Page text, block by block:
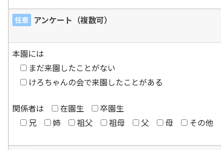
任意 アンケート（複数可）
本園には
まだ来園したことがない
けろちゃんの会で来園したことがある
関係者は 在園生
卒園生
兄
姉 祖父 祖母 父 母 その他